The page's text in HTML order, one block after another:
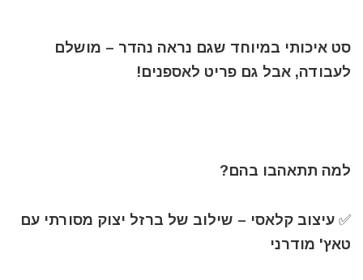
סט איכותי במיוחד שגם נראה נהדר – מושלם
לעבודה, אבל גם פריט לאספנים!
למה תתאהבו בהם?
✅️ עיצוב קלאסי – שילוב של ברזל יצוק מסורתי עם
טאץ' מודרני